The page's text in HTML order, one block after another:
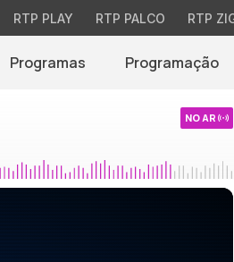
RTP PLAY RTP PALCO RTP
Programas Programação
NO AR